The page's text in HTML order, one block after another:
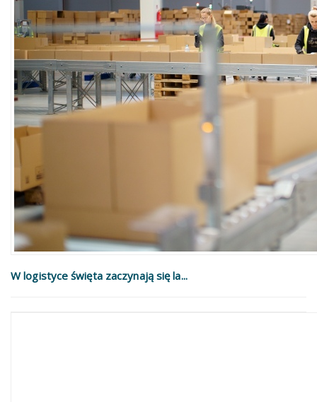
W logistyce święta zaczynają się la...